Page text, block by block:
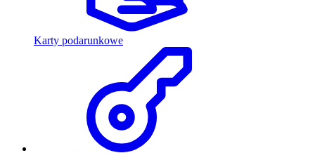
Karty podarunkowe